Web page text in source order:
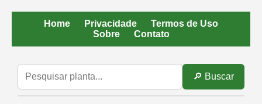
Home Privacidade
Termos de Uso
Sobre
Contato
🔎 Buscar